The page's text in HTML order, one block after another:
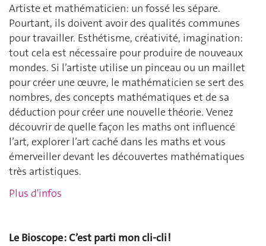
Artiste et mathématicien: un fossé les sépare.
Pourtant, ils doivent avoir des qualités communes
pour travailler. Esthétisme, créativité, imagination:
tout cela est nécessaire pour produire de nouveaux
mondes. Si l’artiste utilise un pinceau ou un maillet
pour créer une œuvre, le mathématicien se sert des
nombres, des concepts mathématiques et de sa
déduction pour créer une nouvelle théorie. Venez
découvrir de quelle façon les maths ont influencé
l’art, explorer l’art caché dans les maths et vous
émerveiller devant les découvertes mathématiques
très artistiques.
Plus d'infos
Le Bioscope : C’est parti mon cli-cli !